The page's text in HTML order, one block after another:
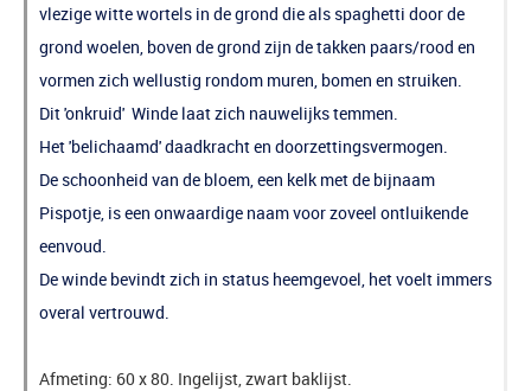
vlezige witte wortels in de grond die als spaghetti door de
grond woelen, boven de grond zijn de takken paars/rood en
vormen zich wellustig rondom muren, bomen en struiken.
Dit 'onkruid' Winde laat zich nauwelijks temmen.
Het 'belichaamd' daadkracht en doorzettingsvermogen.
De schoonheid van de bloem, een kelk met de bijnaam
Pispotje, is een onwaardige naam voor zoveel ontluikende
eenvoud.
De winde bevindt zich in status heemgevoel, het voelt immers
overal vertrouwd.
Afmeting: 60 x 80. Ingelijst, zwart baklijst.